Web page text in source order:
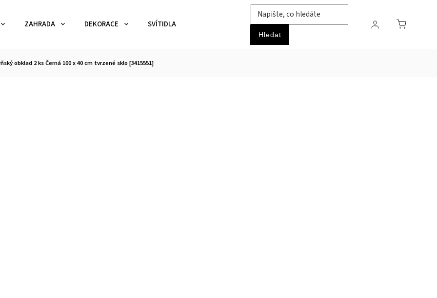
Hledat
ZAHRADA DEKORACE SVÍTIDLA ZVÍŘATA PRŮMYSLOVÉ ZBOŽÍ HOBBY
obklad 2 ks Černá 100 x 40 cm tvrzené sklo [3415551]